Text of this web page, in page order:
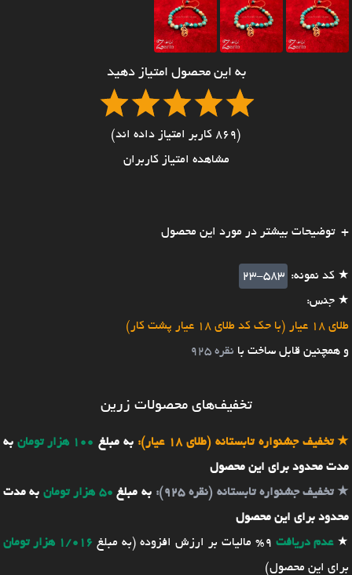
به این محصول امتیاز دهید
(869 کاربر امتیاز داده اند)
مشاهده امتیاز کاربران
توضیحات بیشتر در مورد این محصول
★ کد نمونه: 23-583
★ جنس:
طلای 18 عیار (با حک کد طلای 18 عیار پشت کار)
و همچنین قابل ساخت با نقره 925
تخفیف‌های محصولات زرین
★تخفیف جشنواره تابستانه (طلای 18 عیار): به مبلغ 100 هزار تومان
به
مدت محدود برای این محصول
★تخفیف جشنواره تابستانه (نقره 925): به مبلغ 50 هزار تومان
به مدت
محدود برای این محصول
★عدم دریافت 9% مالیات بر ارزش افزوده (به مبلغ
1/016 هزار تومان
برای این محصول)